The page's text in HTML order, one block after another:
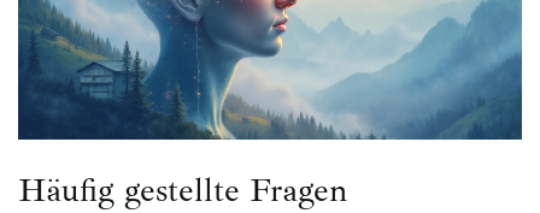
Häufig gestellte Fragen